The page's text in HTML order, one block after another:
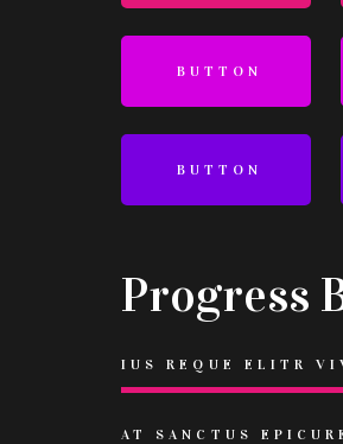
BUTTON
BUTTON
Progress
IUS REQUE ELITR
AT SANCTUS